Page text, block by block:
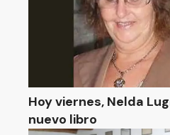
Hoy viernes, Nelda
nuevo libro